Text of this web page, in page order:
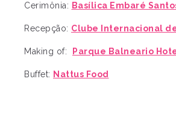
Cerimônia: Basílica Embaré
Recepção: Clube Internacional
Making of: Parque Balneario
Buffet: Nattus Food